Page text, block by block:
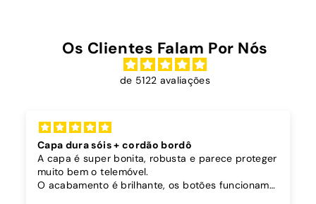
Os Clientes Falam Por Nós
de 5122 avaliações
Capa dura sóis + cordão bordô
A capa é super bonita, robusta e parece proteger
muito bem o telemóvel.
O acabamento é brilhante, os botões funcionam